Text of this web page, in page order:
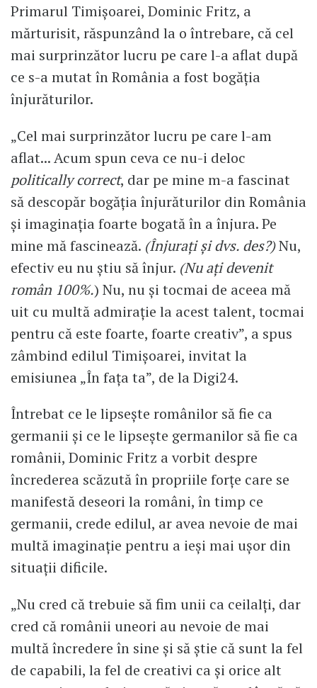
Primarul Timișoarei, Dominic Fritz, a
mărturisit, răspunzând la o întrebare, că cel
mai surprinzător lucru pe care l-a aflat după
ce s-a mutat în România a fost bogăția
înjurăturilor.
„Cel mai surprinzător lucru pe care l-am
aflat... Acum spun ceva ce nu-i deloc
politically correct, dar pe mine m-a fascinat
să descopăr bogăția înjurăturilor din România
și imaginația foarte bogată în a înjura. Pe
mine mă fascinează. (Înjurați și dvs. des?)Nu,
efectiv eu nu știu să înjur. (Nu ați devenit
român 100%.) Nu, nu și tocmai de aceea mă
uit cu multă admirație la acest talent, tocmai
pentru că este foarte, foarte creativ”, a spus
zâmbind edilul Timișoarei, invitat la
emisiunea „În fața ta”, de la Digi24.
Întrebat ce le lipsește românilor să fie ca
germanii și ce le lipsește germanilor să fie ca
românii, Dominic Fritz a vorbit despre
încrederea scăzută în propriile forțe care se
manifestă deseori la români, în timp ce
germanii, crede edilul, ar avea nevoie de mai
multă imaginație pentru a ieși mai ușor din
situații dificile.
„Nu cred că trebuie să fim unii ca ceilalți, dar
cred că românii uneori au nevoie de mai
multă încredere în sine și să știe că sunt la fel
de capabili, la fel de creativi ca și orice alt